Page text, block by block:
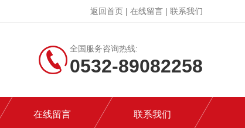
返回首页 | 在线留言 | 联系我们
全国服务咨询热线:
0532-89082258
在线留言 联系我们